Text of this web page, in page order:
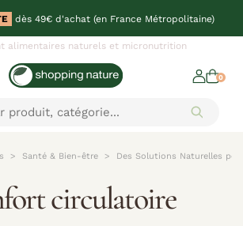
dès 49€ d'achat (en France Métropolitaine)
alimentaires naturels et micronutrition
0
Santé & Bien-être Des Solutions Naturelles
circulatoire